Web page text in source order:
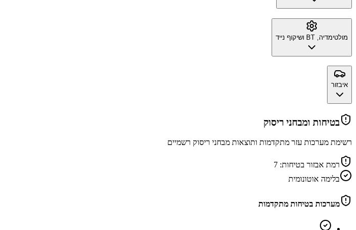
מולטימדיה, BT ושיקוף נייד
איבזור
בטיחות ומבחני ריסוק
רשימת מערכות עזר מתקדמות ותוצאות מבחני ריסוק רשמיים
רמת אבזור בטיחות: 7
בלימה אוטונומית
מערכות בטיחות מתקדמות